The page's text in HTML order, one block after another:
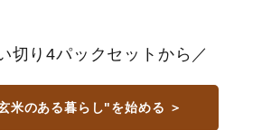
切り4パックセットから／
米のある暮らし"を始める ＞